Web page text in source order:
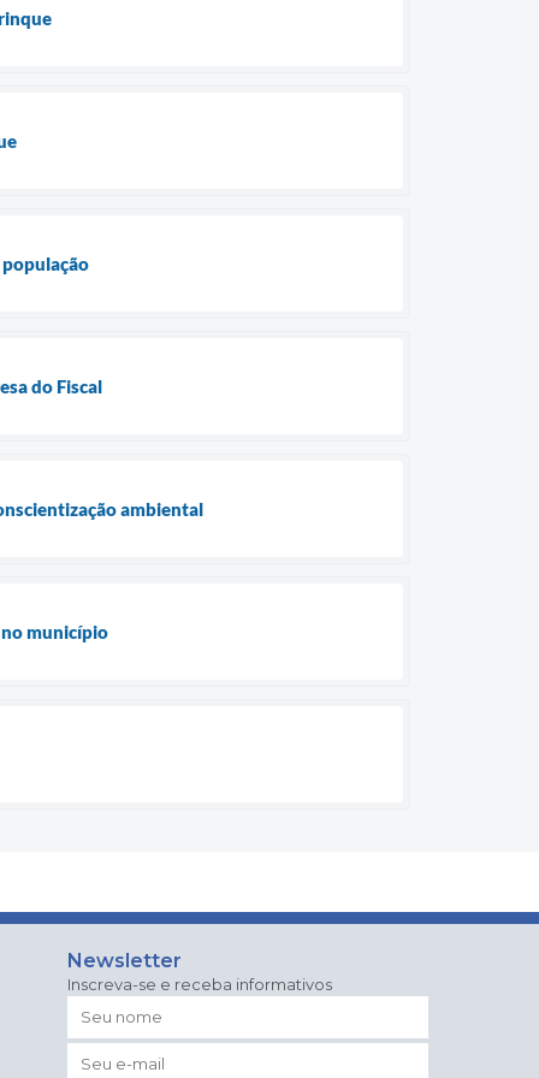
do Fiscal
ambiental
município
Newsletter
Inscreva-se e receba informativos